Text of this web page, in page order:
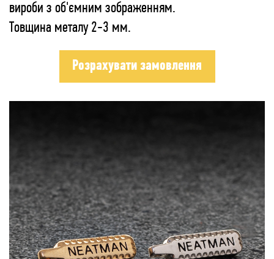
вироби з об'ємним зображенням.
Товщина металу 2-3 мм.
Розрахувати замовлення